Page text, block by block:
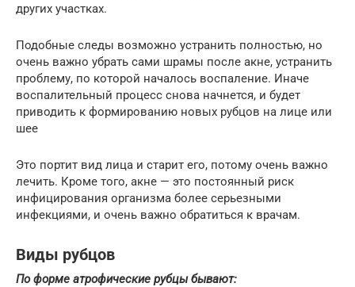
других участках.
Подобные следы возможно устранить полностью, но
очень важно убрать сами шрамы после акне, устранить
проблему, по которой началось воспаление. Иначе
воспалительный процесс снова начнется, и будет
приводить к формированию новых рубцов на лице или
шее
Это портит вид лица и старит его, потому очень важно
лечить. Кроме того, акне — это постоянный риск
инфицирования организма более серьезными
инфекциями, и очень важно обратиться к врачам.
Виды рубцов
По форме атрофические рубцы бывают: